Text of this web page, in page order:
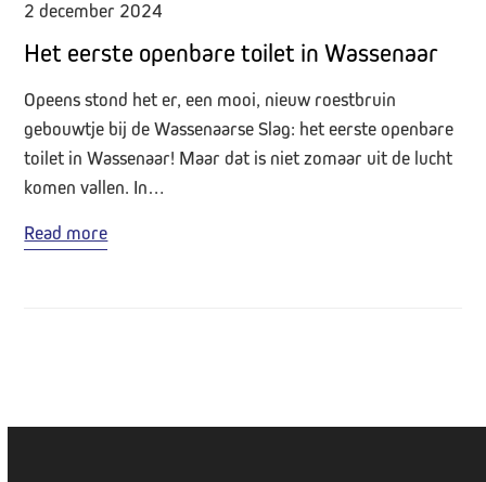
2 december 2024
Het eerste openbare toilet in Wassenaar
Opeens stond het er, een mooi, nieuw roestbruin
gebouwtje bij de Wassenaarse Slag: het eerste openbare
toilet in Wassenaar! Maar dat is niet zomaar uit de lucht
komen vallen. In…
Read more